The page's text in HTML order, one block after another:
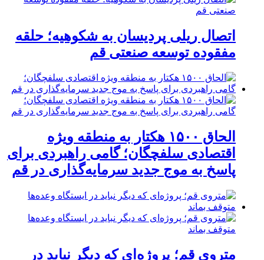
اتصال ریلی پردیسان به شکوهیه؛ حلقه
مفقوده توسعه صنعتی قم
الحاق ۱۵۰۰ هکتار به منطقه ویژه
اقتصادی سلفچگان؛ گامی راهبردی برای
پاسخ به موج جدید سرمایه‌گذاری در قم
متروی قم؛ پروژه‌ای که دیگر نباید در